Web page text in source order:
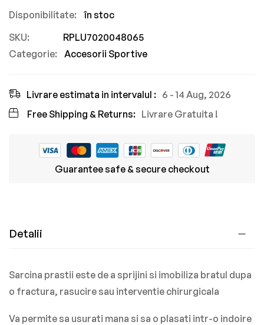
în stoc
SKU
RPLU7020048065
Categorie:
Accesorii Sportive
Livrare estimata in intervalul : 6 - 14 Aug, 2026
Free Shipping & Returns: Livrare Gratuita !
Guarantee safe & secure checkout
Detalii
Sarcina prastii este de a sprijini si imobiliza bratul dupa
o fractura, rasucire sau interventie chirurgicala
Va permite sa usurati mana si sa o plasati intr-o indoire